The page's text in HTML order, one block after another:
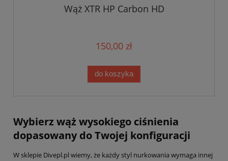
Wąż XTR HP Carbon HD
150,00 zł
do koszyka
Wybierz wąż wysokiego ciśnienia
dopasowany do Twojej konfiguracji
W sklepie Divepl.pl wiemy, że każdy styl nurkowania wymaga innej